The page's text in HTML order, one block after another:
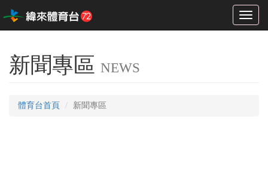
Toggle
新聞專區 NEWS
體育台首頁 新聞專區